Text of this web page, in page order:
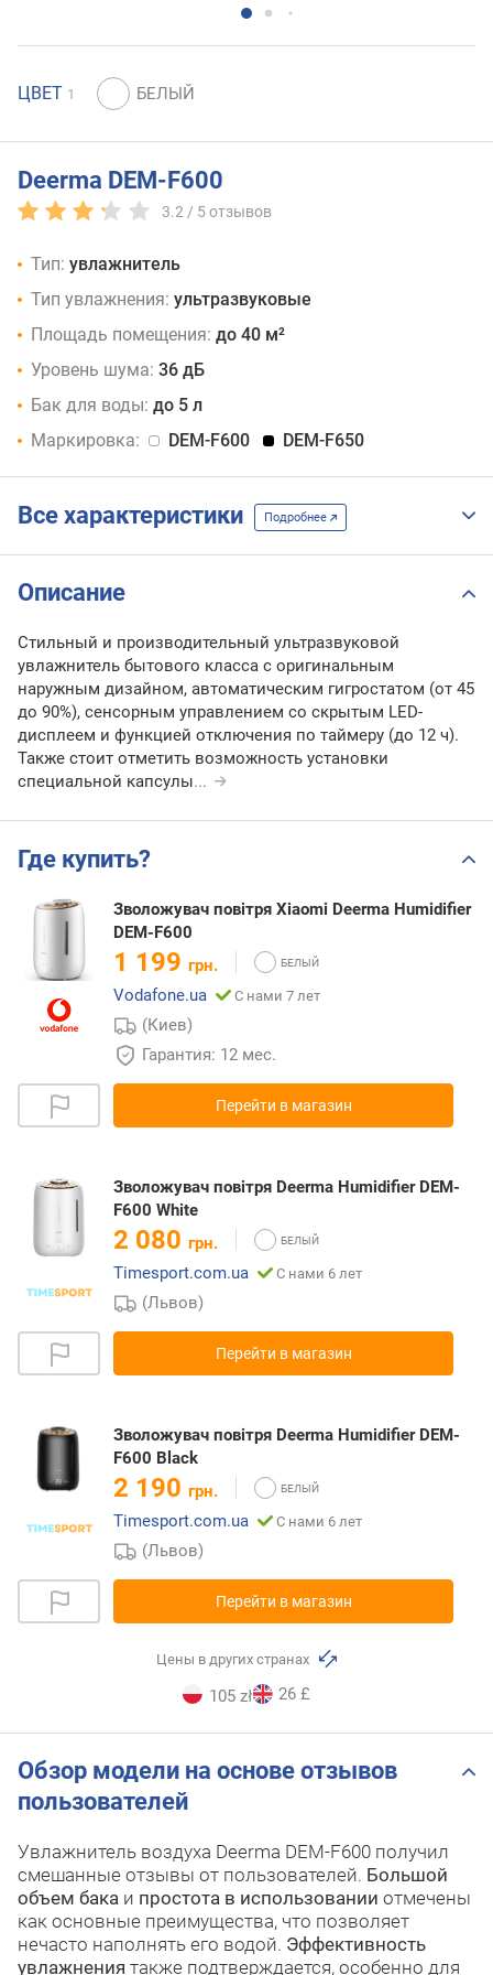
ЦВЕТ 1
Deerma DEM-F600
3.2 / 5 отзывов
Тип: увлажнитель
Тип увлажнения: ультразвуковые
Площадь помещения: до 40 м²
Уровень шума: 36 дБ
Бак для воды: до 5 л
Маркировка:
DEM-F600 DEM-F650
Все характеристики Подробнее
Описание
Стильный и производительный ультразвуковой
увлажнитель бытового класса с оригинальным
наружным дизайном, автоматическим гигростатом (от 45
до 90%), сенсорным управлением со скрытым LED-
дисплеем и функцией отключения по таймеру (до 12 ч).
Также стоит отметить возможность установки
специальной капсулы...
Где купить?
Зволожувач повітря Xiaomi Deerma Humidifier
DEM-F600
1 199 грн.
Vodafone.ua
С нами 7 лет
(Киев)
Гарантия: 12 мес.
Перейти в магазин
Зволожувач повітря Deerma Humidifier DEM-
F600 White
2 080 грн.
Timesport.com.ua
С нами 6 лет
(Львов)
Перейти в магазин
Зволожувач повітря Deerma Humidifier DEM-
F600 Black
2 190 грн.
Timesport.com.ua
С нами 6 лет
(Львов)
Перейти в магазин
Цены в других странах
105 zł 26 £
Обзор модели на основе отзывов
пользователей
Увлажнитель воздуха Deerma DEM-F600 получил
смешанные отзывы от пользователей. Большой
объем бака и простота в использовании отмечены
как основные преимущества, что позволяет
нечасто наполнять его водой. Эффективность
увлажнения также подтверждается, особенно для